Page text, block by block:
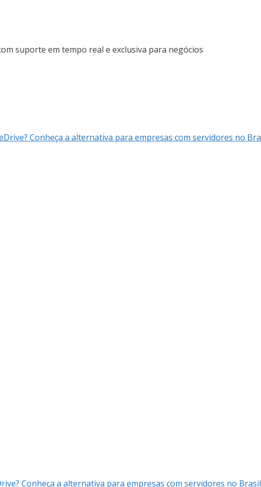
suporte em tempo real e exclusiva para negócios
Conheça a alternativa para empresas com servidores no Brasil